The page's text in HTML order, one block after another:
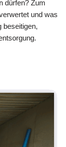
dürfen? Zum
und was
beseitigen,